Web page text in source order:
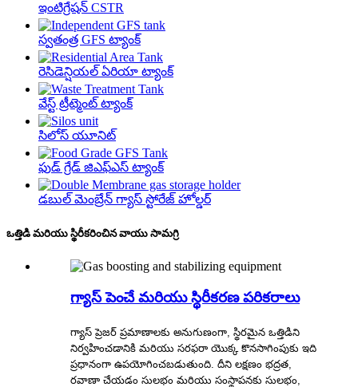
ఇంటిగ్రేషన్ CSTR
స్వతంత్ర GFS ట్యాంక్
రెసిడెన్షియల్ ఏరియా ట్యాంక్
వేస్ట్ ట్రీట్మెంట్ ట్యాంక్
సిలోస్ యూనిట్
ఫుడ్ గ్రేడ్ జిఎఫ్ఎస్ ట్యాంక్
డబుల్ మెంబ్రేన్ గ్యాస్ స్టోరేజ్ హోల్డర్
ఒత్తిడి మరియు స్థిరీకరించిన వాయు సామగ్రి
గ్యాస్ పెంచే మరియు స్థిరీకరణ పరికరాలు
గ్యాస్ ప్రెజర్ ప్రమాణాలకు అనుగుణంగా, స్థిరమైన ఒత్తిడిని
నిర్వహించడానికి మరియు సరఫరా యొక్క కొనసాగింపుకు ఇది
ప్రధానంగా ఉపయోగించబడుతుంది. దీని లక్షణం భద్రత,
రవాణా చేయడం సులభం మరియు సంస్థాపనకు సులభం,